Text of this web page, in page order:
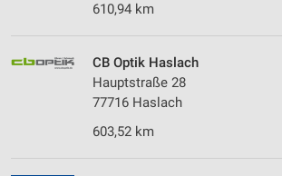
610,94 km
CB Optik Haslach
Hauptstraße 28
77716 Haslach
603,52 km